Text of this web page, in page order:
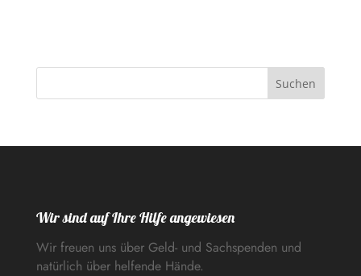
Suchen
Wir sind auf Ihre Hilfe angewiesen
Wir freuen uns über Geld- und Sachspenden und
natürlich über helfende Hände.